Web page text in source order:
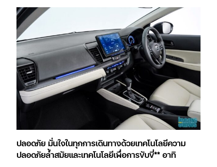
ปลอดภัย มั่นใจในทุกการเดินทางด้วยเทคโนโลยีความ
ปลอดภัยล้ำสมัยและเทคโนโลยีเพื่อการขับขี่** อาทิ